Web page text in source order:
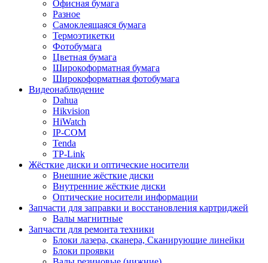
Офисная бумага
Разное
Самоклеящаяся бумага
Термоэтикетки
Фотобумага
Цветная бумага
Широкоформатная бумага
Широкоформатная фотобумага
Видеонаблюдение
Dahua
Hikvision
HiWatch
IP-COM
Tenda
TP-Link
Жёсткие диски и оптические носители
Внешние жёсткие диски
Внутренние жёсткие диски
Оптические носители информации
Запчасти для заправки и восстановления картриджей
Валы магнитные
Запчасти для ремонта техники
Блоки лазера, сканера, Сканирующие линейки
Блоки проявки